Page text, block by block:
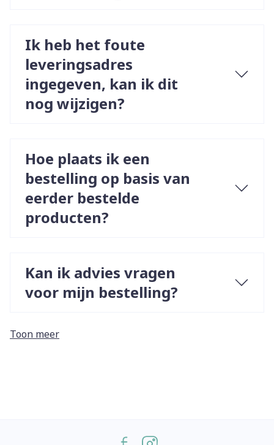
Ik heb het foute
leveringsadres
ingegeven, kan ik dit
nog wijzigen?
Hoe plaats ik een
bestelling op basis van
eerder bestelde
producten?
Kan ik advies vragen
voor mijn bestelling?
Toon meer